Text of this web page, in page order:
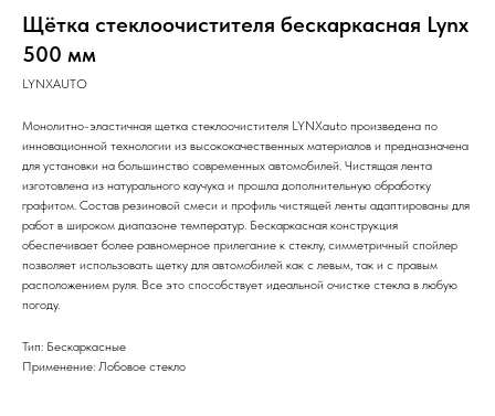
Щётка стеклоочистителя бескаркасная Lynx
500 мм
LYNXAUTO
Монолитно-эластичная щетка стеклоочистителя LYNXauto произведена по
инновационной технологии из высококачественных материалов и предназначена
для установки на большинство современных автомобилей. Чистящая лента
изготовлена из натурального каучука и прошла дополнительную обработку
графитом. Состав резиновой смеси и профиль чистящей ленты адаптированы для
работ в широком диапазоне температур. Бескаркасная конструкция
обеспечивает более равномерное прилегание к стеклу, симметричный спойлер
позволяет использовать щетку для автомобилей как с левым, так и с правым
расположением руля. Все это способствует идеальной очистке стекла в любую
погоду.
Тип: Бескаркасные
Применение: Лобовое стекло